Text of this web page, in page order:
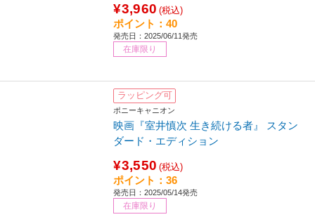
¥3,960 (税込)
ポイント：40
発売日：2025/06/11発売
在庫限り
ラッピング可
ポニーキャニオン
映画『室井慎次 生き続ける者』 スタン
ダード・エディション
¥3,550 (税込)
ポイント：36
発売日：2025/05/14発売
在庫限り